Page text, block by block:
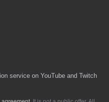
service on YouTube and Twitch